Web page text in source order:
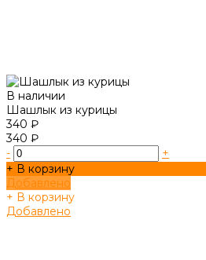
В наличии
Шашлык из курицы
340 ₽
340 ₽
-
+
+ В корзину
Добавлено
+ В корзину
Добавлено